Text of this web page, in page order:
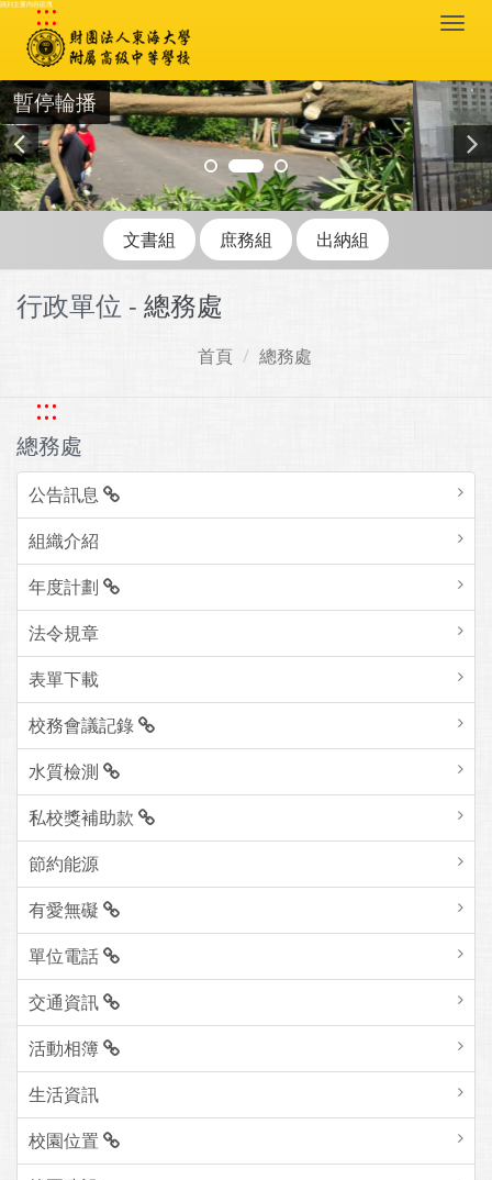
跳到主要內容區塊
:::
暫停輪播
文書組 庶務組 出納組
行政單位 - 總務處
首頁 總務處
:::
總務處
公告訊息
組織介紹
年度計劃
法令規章
表單下載
校務會議記錄
水質檢測
私校獎補助款
節約能源
有愛無礙
單位電話
交通資訊
活動相簿
生活資訊
校園位置